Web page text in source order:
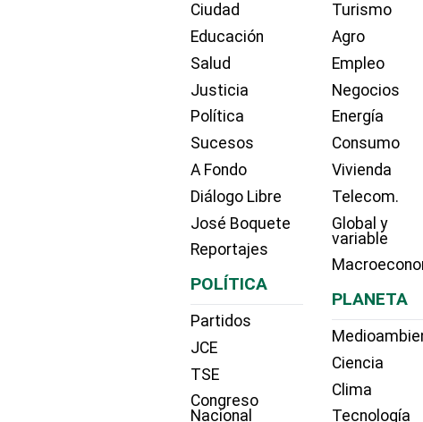
Ciudad
Educación
Salud
Justicia
Política
Sucesos
A Fondo
Diálogo Libre
José Boquete
Reportajes
POLÍTICA
Partidos
JCE
TSE
Congreso
Nacional
Turismo
Agro
Empleo
Negocios
Energía
Consumo
Vivienda
Telecom.
Global y
variable
PLANETA
Ciencia
Clima
Tecnología